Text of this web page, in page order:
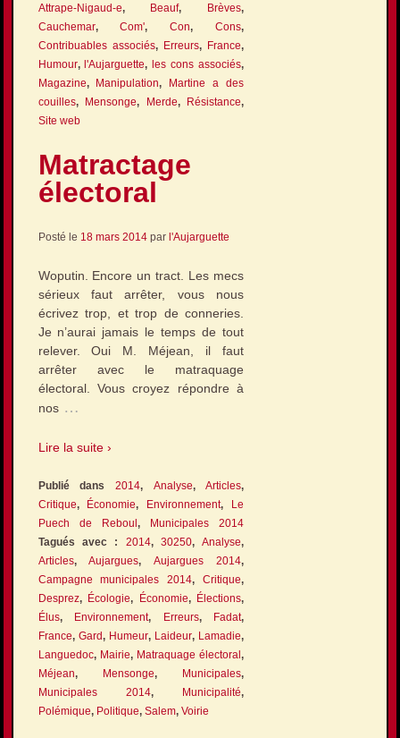
Attrape-Nigaud-e, Beauf, Brèves,
Cauchemar,Com',Con,Cons,
Contribuables associés, Erreurs, France,
Humour,l'Aujarguette,les cons associés,
Magazine, Manipulation, Martine a des
couilles, Mensonge, Merde, Résistance,
Site web
Matractage
électoral
Posté le 18 mars 2014par l'Aujarguette
Woputin. Encore un tract. Les mecs
sérieux faut arrêter, vous nous
écrivez trop, et trop de conneries.
Je n’aurai jamais le temps de tout
relever. Oui M. Méjean, il faut
arrêter avec le matraquage
électoral. Vous croyez répondre à
nos …
Lire la suite ›
Publié dans 2014, Analyse,Articles,
Critique, Économie, Environnement,
Le
Puech de Reboul ,
Municipales 2014
Tagués avec : 2014, 30250,Analyse,
Articles,Aujargues,Aujargues 2014,
Campagne municipales 2014,Critique,
Desprez, Écologie, Économie, Élections,
Élus, Environnement, Erreurs, Fadat,
France, Gard, Humeur, Laideur, Lamadie,
Languedoc, Mairie, Matraquage électoral,
Méjean, Mensonge, Municipales,
Municipales 2014, Municipalité,
Polémique, Politique, Salem, Voirie